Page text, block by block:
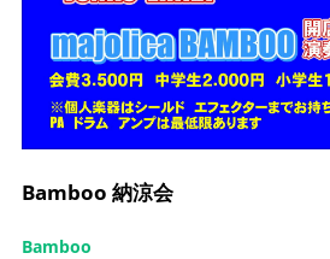
Bamboo 納涼会
Bamboo